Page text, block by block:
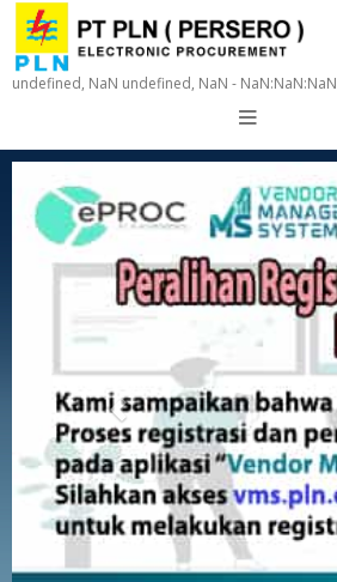
undefined, NaN undefined, NaN - NaN:NaN:NaN